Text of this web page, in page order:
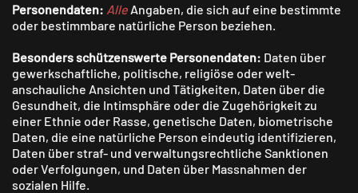
Personen­daten: Alle Angaben, die sich auf eine bestimmte
oder bestimmbare natürliche Person beziehen.
Besonders schützenswerte Personen­daten: Daten über
gewerk­schaftliche, politische, religiöse oder welt­
anschauliche Ansichten und Tätigkeiten, Daten über die
Gesund­heit, die Intim­sphäre oder die Zugehörigkeit zu
einer Ethnie oder Rasse, genetische Daten, biometrische
Daten, die eine natürliche Person eindeutig identifizieren,
Daten über straf- und verwaltungs­rechtliche Sanktionen
oder Verfolgungen, und Daten über Mass­nahmen der
sozialen Hilfe.